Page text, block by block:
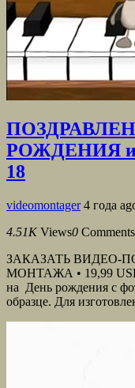
РОЖДЕНИЯ
18
videomontager 4 года
4.51K Views0 Comments
ЗАКАЗАТЬ ВИДЕО-
МОНТАЖА • 19,99 USD
на День рождения с
образце. Для